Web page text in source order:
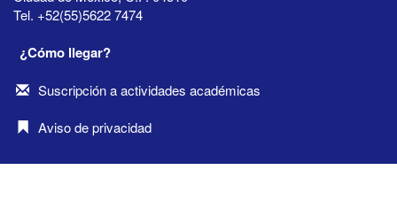
Tel. +52(55)5622 7474
¿Cómo llegar?
Suscripción a actividades académicas
Aviso de privacidad